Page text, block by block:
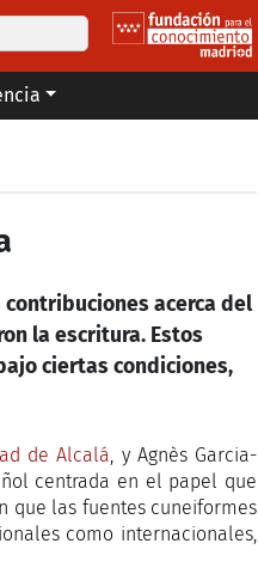
Search
acerca del
la escritura. Estos
ciertas condiciones,
de Alcalá, y Agnès Garcia-
centrada en el papel que
que las fuentes cuneiformes
como internacionales,